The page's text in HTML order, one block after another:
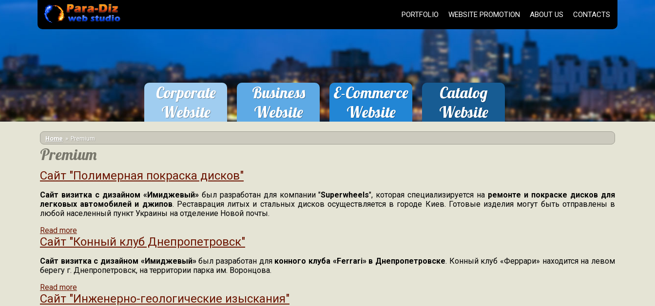
Skip to main content
PORTFOLIO WEBSITE PROMOTION ABOUT US CONTACTS
Corporate
Website
order
Business
Website
order
E-Commerce
Website
order
Catalog
Website
order
You are here
Home Premium
Premium
Сайт "Полимерная покраска дисков"
Сайт визитка с дизайном «Имиджевый»был разработан для компании "Superwheels", которая специализируется на ремонте и покраске дисков для
легковых автомобилей и джипов. Реставрация литых и стальных дисков осуществляется в городе Киев. Готовые изделия могут быть отправлены в
любой населенный пункт Украины на отделение Новой почты.
Read more
Сайт "Конный клуб Днепропетровск"
Сайт визитка с дизайном «Имиджевый»был разработан для конного клуба «Ferrari» в Днепропетровске. Конный клуб «Феррари» находится на левом
берегу г. Днепропетровск, на территории парка им. Воронцова.
Read more
Сайт "Инженерно-геологические изыскания"